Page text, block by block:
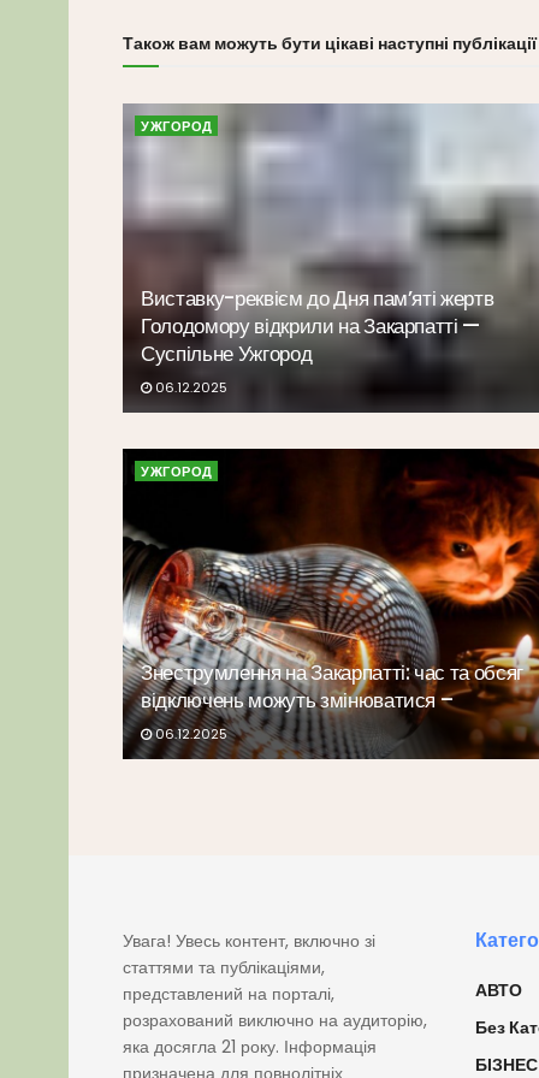
Також вам можуть бути цікаві наступні публікації
УЖГОРОД
Виставку-реквієм до Дня пам’яті жертв
Голодомору відкрили на Закарпатті —
Суспільне Ужгород
06.12.2025
УЖГОРОД
Знеструмлення на Закарпатті: час та обсяг
відключень можуть змінюватися –
06.12.2025
Увага! Увесь контент, включно зі
статтями та публікаціями,
представлений на порталі,
розрахований виключно на аудиторію,
яка досягла 21 року. Інформація
призначена для повнолітніх
АВТО
Без
БІЗНЕС